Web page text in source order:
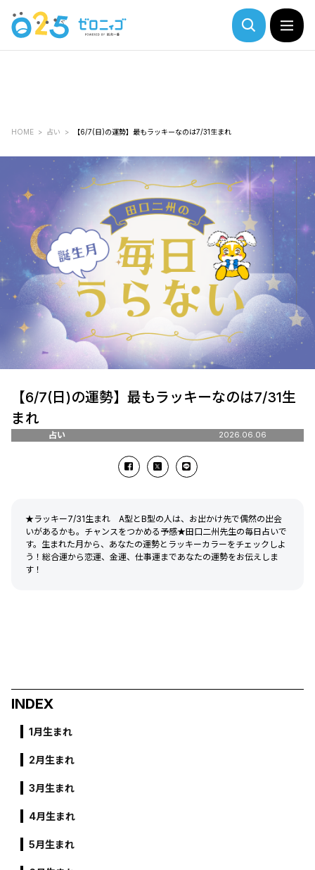
HOME 占い 【6/7(日)の運勢】最もラッキーなのは7/31生まれ
【6/7(日)の運勢】最もラッキーなのは7/31生
まれ
占い 2026.06.06
★ラッキー7/31生まれ A型とB型の人は、お出かけ先で偶然の出会
いがあるかも。チャンスをつかめる予感★田口二州先生の毎日占いで
す。生まれた月から、あなたの運勢とラッキーカラーをチェックしよ
う！総合運から恋運、金運、仕事運まであなたの運勢をお伝えしま
す！
INDEX
1月生まれ
2月生まれ
3月生まれ
4月生まれ
5月生まれ